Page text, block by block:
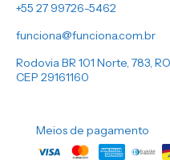
+55 27 99726-5462
funciona@funciona.com.br
Rodovia BR 101 Norte, 783,
CEP 29161160
Meios de pagamento